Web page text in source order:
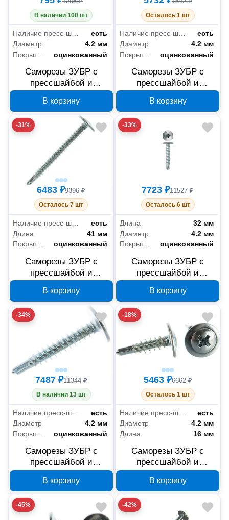
В наличии 100 шт
есть
Диаметр
4.2 мм
Покрытие
оцинкованный
Саморезы ЗУБР с
прессшайбой и
металлу 4,2x14 мм,
PH2, 570 шт, 4-300211-
В корзину
Осталось 1 шт
Наличие пресс-шайбы
есть
Диаметр
4.2 мм
Покрытие
оцинкованный
Саморезы ЗУБР с
прессшайбой и
металлу 4,2x76 мм,
PH2, 2000 шт, 4-
300210-42-076
В корзину
-31%
6483 ₽9396 ₽
Осталось 7 шт
есть
Длина
41 мм
Покрытие
оцинкованный
Саморезы ЗУБР с
прессшайбой и
металлу 4,2x41 мм,
PH2, 4000 шт, 4-
300210-42-041
В корзину
-33%
7723 ₽11527 ₽
Осталось 6 шт
Длина
32 мм
Диаметр
4.2 мм
Покрытие
оцинкованный
Саморезы ЗУБР с
прессшайбой и
металлу 4,2x32 мм,
PH2, 4000 шт, 4-
300210-42-032
В корзину
-34%
7487 ₽11344 ₽
В наличии 13 шт
есть
Диаметр
4.2 мм
Покрытие
оцинкованный
Саморезы ЗУБР с
прессшайбой и
металлу 4,2x25 мм,
PH2, 6000 шт, 4-
300210-42-025
В корзину
-18%
5463 ₽6662 ₽
Осталось 1 шт
Наличие пресс-шайбы
есть
Диаметр
4.2 мм
Длина
16 мм
Саморезы ЗУБР с
прессшайбой и
металлу 4,2x16 мм,
PH2, 9000 шт, 4-
300210-42-016
В корзину
-45% -42%